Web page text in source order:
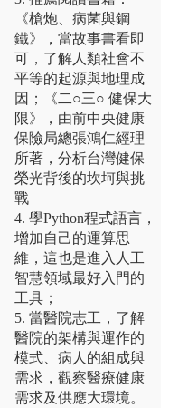
《槍炮、病菌與鋼
鐵》，當故事書看即
可，了解人類社會不
平等的起源與地理成
因；《二○三○ 健保大
限》，由前中央健康
保險局總張鴻仁經理
所著，分析台灣健保
榮光背後的坎坷與挑
戰
4. 學Python程式語言，
增加自己的運算思
維，這也是進入人工
智慧領域最好入門的
工具；
5. 當醫院志工，了解
醫院的架構與運作的
模式、病人的組成與
需求，觀察醫療健康
需求及供應大環境。